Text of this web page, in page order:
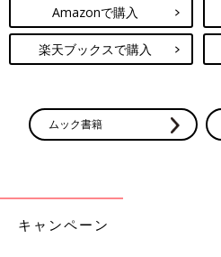
Amazonで購入
楽天ブックスで購入
ムック書籍
キャンペーン